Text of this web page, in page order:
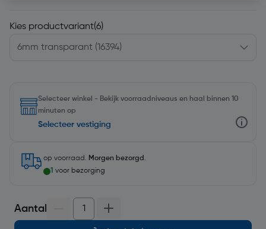
Kies productvariant(6)
Selecteer winkel - Bekijk voorraadniveaus en haal binnen 10
minuten op
Selecteer vestiging
op voorraad. Morgen bezorgd .
1 voor bezorging
Aantal